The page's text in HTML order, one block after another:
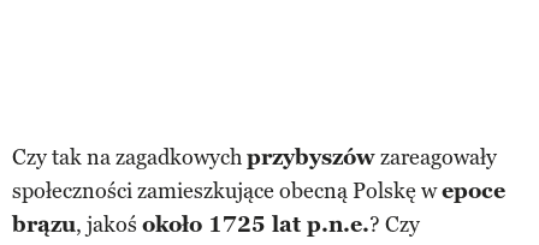
Czy tak na zagadkowychprzybyszówzareagowały
społeczności zamieszkujące obecną Polskę wepoce
brązu, jakoś około 1725 lat p.n.e.? Czy